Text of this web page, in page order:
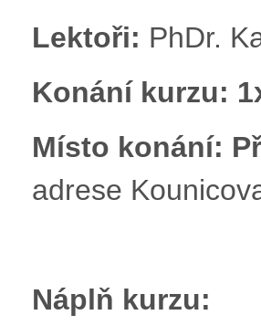
Lektoři: PhDr.
Konání kurzu:
Místo konání:
adrese
Náplň kurzu: